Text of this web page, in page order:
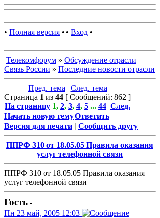
• Полная версия • • Вход •
Телекомфорум » Обсуждение отрасли
Связь России » Последние новости отрасли
Пред. тема | След. тема
Страница 1 из 44 [ Сообщений: 862 ]
На страницу 1, 2, 3, 4, 5 ... 44 След.
Начать новую темуОтветить
Версия для печати | Сообщить другу
ППРФ 310 от 18.05.05 Правила оказания
услуг телефонной связи
ППРФ 310 от 18.05.05 Правила оказания
услуг телефонной связи
Гость -
Пн 23 май, 2005 12:03